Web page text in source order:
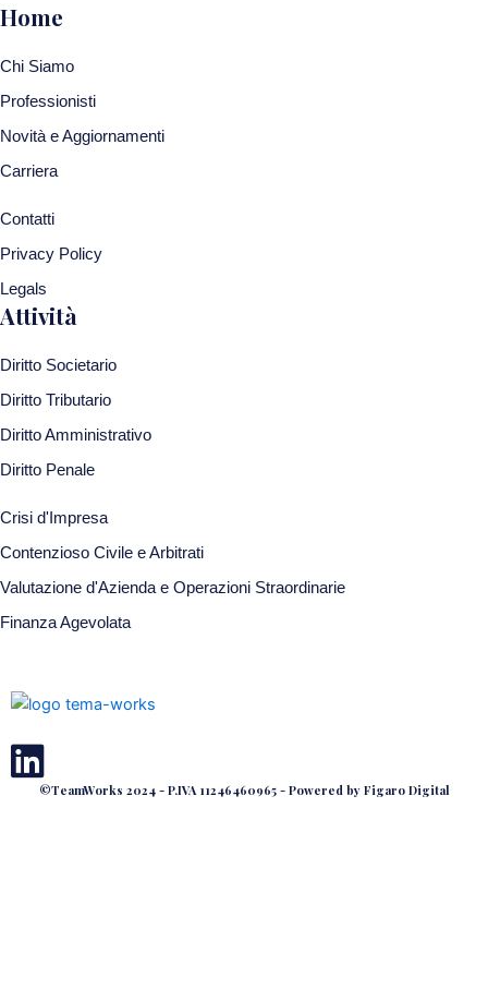
Home
Chi Siamo
Professionisti
Novità e Aggiornamenti
Carriera
Contatti
Privacy Policy
Legals
Attività
Diritto Societario
Diritto Tributario
Diritto Amministrativo
Diritto Penale
Crisi d'Impresa
Contenzioso Civile e Arbitrati
Valutazione d'Azienda e Operazioni Straordinarie
Finanza Agevolata
©TeamWorks 2024 - P.IVA 11246460965 - Powered by Figaro Digital